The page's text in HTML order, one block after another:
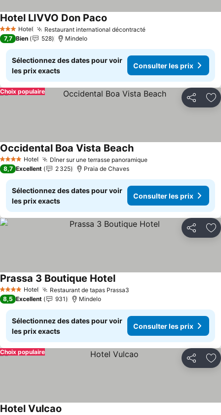
3 ÉtoilesHotel Restaurant international décontractéConsulter les prix
Hotel LIVVO Don Paco
7,7 Bien 528 Mindelo
Sélectionnez des dates pour voir
les prix exacts
Consulter les prix
Partager
Choix populaire
4 Étoiles Hotel Dîner sur une terrasse panoramiqueConsulter les prix
Occidental Boa Vista BeachConsulter les prix
8,7 Excellent 2 325 Praia de Chaves
Sélectionnez des dates pour voir
les prix exacts
Consulter les prix
Partager
4 Étoiles Hotel Restaurant de tapas Prassa3
Prassa 3 Boutique HotelConsulter les prix
8,5 Excellent 931 Mindelo
Sélectionnez des dates pour voir
les prix exacts
Consulter les prix
Partager
Choix populaire
Hotel Vulcao